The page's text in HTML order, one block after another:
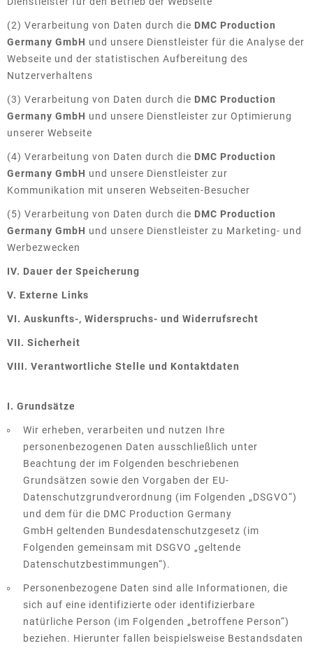
(2) Verarbeitung von Daten durch die DMC Production
Germany GmbH und unsere Dienstleister für die Analyse der
Webseite und der statistischen Aufbereitung des
Nutzerverhaltens
(3) Verarbeitung von Daten durch die DMC Production
Germany GmbH und unsere Dienstleister zur Optimierung
unserer Webseite
(4) Verarbeitung von Daten durch die DMC Production
Germany GmbH und unsere Dienstleister zur
Kommunikation mit unseren Webseiten-Besucher
(5) Verarbeitung von Daten durch die DMC Production
Germany GmbH und unsere Dienstleister zu Marketing- und
Werbezwecken
IV. Dauer der Speicherung
V. Externe Links
VI. Auskunfts-, Widerspruchs- und Widerrufsrecht
VII. Sicherheit
VIII. Verantwortliche Stelle und Kontaktdaten
I. Grundsätze
Wir erheben, verarbeiten und nutzen Ihre
personenbezogenen Daten ausschließlich unter
Beachtung der im Folgenden beschriebenen
Grundsätzen sowie den Vorgaben der EU-
Datenschutzgrundverordnung (im Folgenden „DSGVO“)
und dem für die DMC Production Germany
GmbH geltenden Bundesdatenschutzgesetz (im
Folgenden gemeinsam mit DSGVO „geltende
Datenschutzbestimmungen“).
Personenbezogene Daten sind alle Informationen, die
sich auf eine identifizierte oder identifizierbare
natürliche Person (im Folgenden „betroffene Person“)
beziehen. Hierunter fallen beispielsweise Bestandsdaten
REFERENZEN
Unsere Kund:innen
Cases
News & Presse